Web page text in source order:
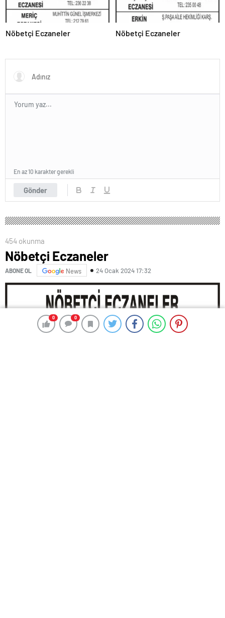
0 0
Nöbetçi Eczaneler Nöbetçi Eczaneler
Gönder
En az 10 karakter gerekli
454 okunma
Nöbetçi Eczaneler
ABONE OL News 24 Ocak 2024 17:32
0 0